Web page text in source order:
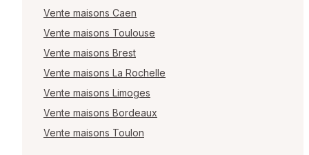
Vente maisons Caen
Vente maisons Toulouse
Vente maisons Brest
Vente maisons La Rochelle
Vente maisons Limoges
Vente maisons Bordeaux
Vente maisons Toulon